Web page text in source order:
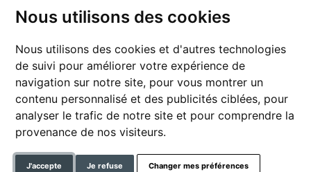
Nous utilisons des cookies
Nous utilisons des cookies et d'autres technologies
de suivi pour améliorer votre expérience de
navigation sur notre site, pour vous montrer un
contenu personnalisé et des publicités ciblées, pour
analyser le trafic de notre site et pour comprendre la
provenance de nos visiteurs.
J'accepte Je refuse Changer mes préférences
Cadre en bois Hans
couleur